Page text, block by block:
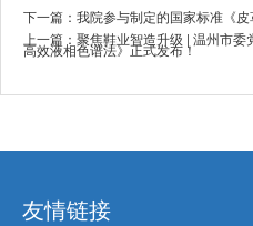
下一篇： 我院参与制定的国家标准《
高效液相色谱法》正式发布！
上一篇： 聚焦鞋业智造升级 | 温州市
友情链接